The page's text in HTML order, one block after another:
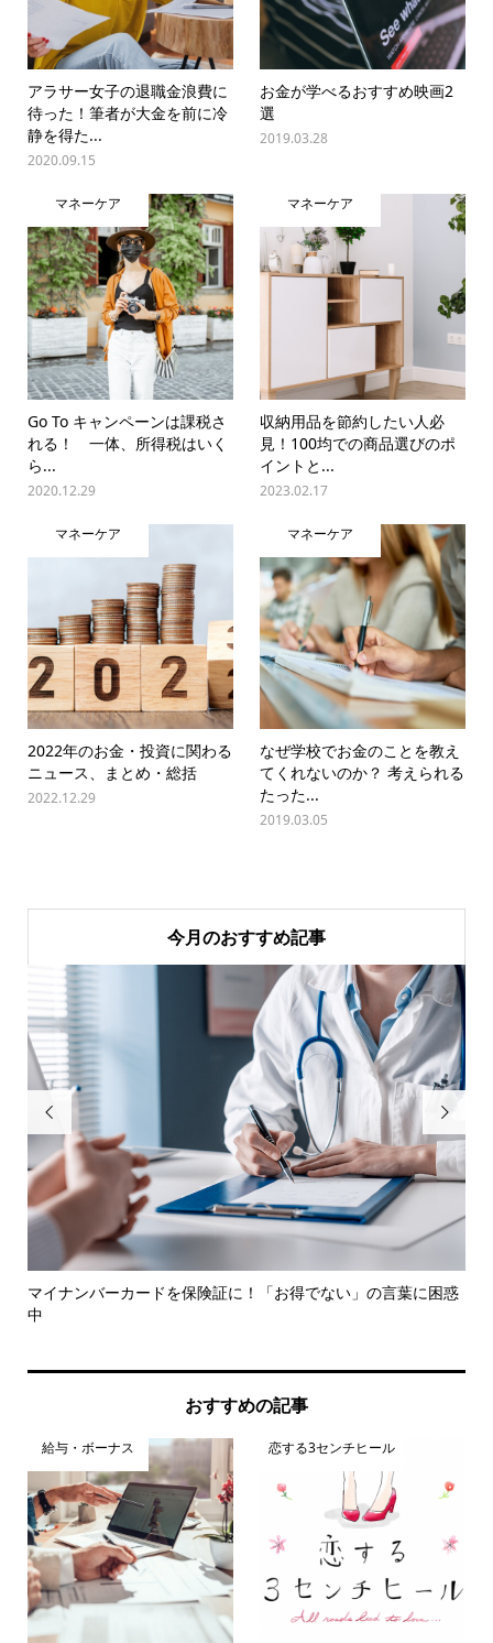
アラサー女子の退職金浪費に
待った！筆者が大金を前に冷
静を得た...
2020.09.15
お金が学べるおすすめ映画2
選
2019.03.28
マネーケア
Go To キャンペーンは課税さ
れる！ 一体、所得税はいく
ら...
2020.12.29
マネーケア
収納用品を節約したい人必
見！100均での商品選びのポ
イントと...
2023.02.17
マネーケア
2022年のお金・投資に関わる
ニュース、まとめ・総括
2022.12.29
マネーケア
なぜ学校でお金のことを教え
てくれないのか？ 考えられる
たった...
2019.03.05
今月のおすすめ記事

マイナンバーカードを保険証に！「お得でない」の言葉に困惑
中

おすすめの記事
給与・ボーナス 恋する3センチヒール